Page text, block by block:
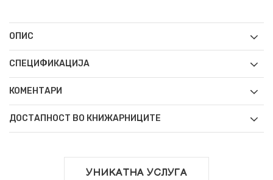
ОПИС
СПЕЦИФИКАЦИЈА
КОМЕНТАРИ
ДОСТАПНОСТ ВО КНИЖАРНИЦИТЕ
УНИКАТНА УСЛУГА